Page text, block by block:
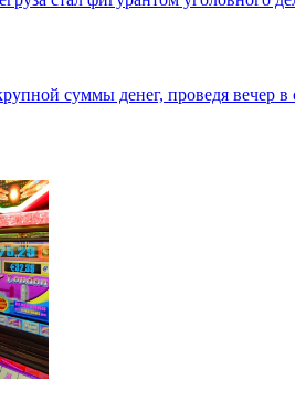
суммы денег, проведя вечер